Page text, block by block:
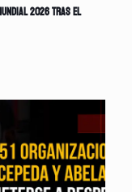
2026 tras el